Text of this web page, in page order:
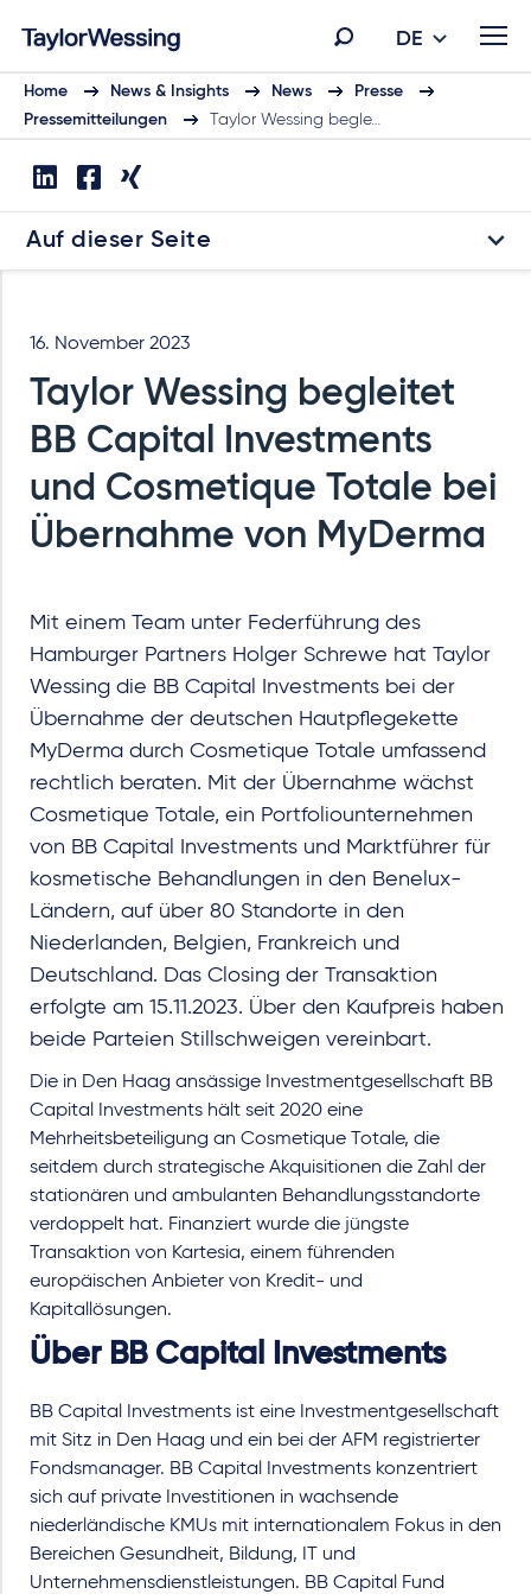
DE
Home News & Insights News
Presse
Pressemitteilungen
Taylor Wessing begle…
Auf dieser Seite
16. November 2023
Taylor Wessing begleitet
BB Capital Investments
und Cosmetique Totale bei
Übernahme von MyDerma
Mit einem Team unter Federführung des
Hamburger Partners Holger Schrewe hat Taylor
Wessing die BB Capital Investments bei der
Übernahme der deutschen Hautpflegekette
MyDerma durch Cosmetique Totale umfassend
rechtlich beraten. Mit der Übernahme wächst
Cosmetique Totale, ein Portfoliounternehmen
von BB Capital Investments und Marktführer für
kosmetische Behandlungen in den Benelux-
Ländern, auf über 80 Standorte in den
Niederlanden, Belgien, Frankreich und
Deutschland. Das Closing der Transaktion
erfolgte am 15.11.2023. Über den Kaufpreis haben
beide Parteien Stillschweigen vereinbart.
Die in Den Haag ansässige Investmentgesellschaft BB
Capital Investments hält seit 2020 eine
Mehrheitsbeteiligung an Cosmetique Totale, die
seitdem durch strategische Akquisitionen die Zahl der
stationären und ambulanten Behandlungsstandorte
verdoppelt hat. Finanziert wurde die jüngste
Transaktion von Kartesia, einem führenden
europäischen Anbieter von Kredit- und
Kapitallösungen.
Über BB Capital Investments
BB Capital Investments ist eine Investmentgesellschaft
mit Sitz in Den Haag und ein bei der AFM registrierter
Fondsmanager. BB Capital Investments konzentriert
sich auf private Investitionen in wachsende
niederländische KMUs mit internationalem Fokus in den
Bereichen Gesundheit, Bildung, IT und
Unternehmensdienstleistungen. BB Capital Fund